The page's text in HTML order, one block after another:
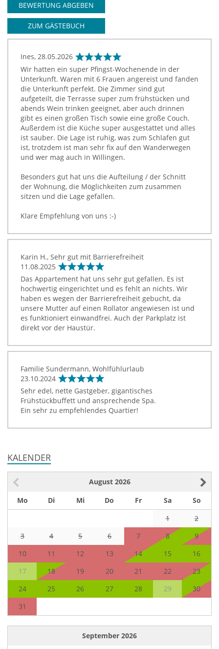
BEWERTUNG ABGEBEN
ZUM GÄSTEBUCH
Ines, 28.05.2026
Wir hatten ein super Pfingst-Wochenende in der
Unterkunft. Waren mit 6 Frauen angereist und fanden
die Unterkunft perfekt. Die Zimmer sind gut
aufgeteilt, die Terrasse super zum frühstücken und
abends Wein trinken geeignet, aber auch drinnen
gibt es einen großen Tisch sowie eine große Couch.
Außerdem ist die Küche super ausgestattet und alles
ist sauber. Die Lage ist ruhig, was zum Schlafen gut
ist, trotzdem ist man sehr fix auf den Wanderwegen
und wer mag auch in Willingen.
Besonders gut hat uns die Aufteilung / der Schnitt
der Wohnung, die Möglichkeiten zum zusammen
sitzen und die Lage gefallen.
Klare Empfehlung von uns :-)
Karin H., Sehr gut mit Barrierefreiheit
11.08.2025
Das Appartement hat uns sehr gut gefallen. Es ist
hochwertig eingerichtet und es fehlt an nichts. Wir
haben es wegen der Barrierefreiheit gebucht, da
unsere Mutter auf einen Rollator angewiesen ist und
es funktioniert einwandfrei. Auch der Parkplatz ist
direkt vor der Haustür.
Familie Sundermann, Wohlfühlurlaub
23.10.2024
Sehr edel, nette Gastgeber, gigantisches
Frühstückbuffett und ansprechende Spa.
Ein sehr zu empfehlendes Quartier!
KALENDER
August 2026
Mo
Di Mi Do Fr Sa
So
1
2
3
4 5 6 7 8
9
10
11 12 13 14 15
16
17
18 19 20 21 22
23
24
25 26 27 28 29
30
31
September 2026